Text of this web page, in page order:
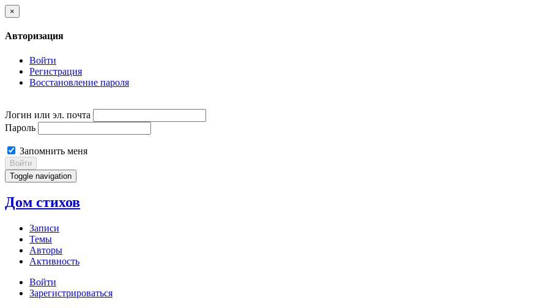
×
Авторизация
Войти
Регистрация
Восстановление пароля
Логин или эл. почта
Пароль
Запомнить меня
Войти
Toggle navigation
Дом стихов
Записи
Темы
Авторы
Активность
Войти
Зарегистрироваться